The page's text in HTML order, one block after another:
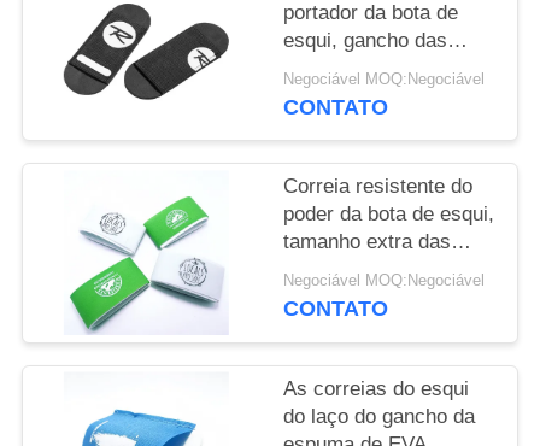
POLÍTICA
PRIVACIDADE
portador da bota de
esqui, gancho das
montanhas e correia
elásticos do laço
Negociável MOQ:Negociável
CONTATO
Correia resistente do
poder da bota de esqui,
tamanho extra das
correias Elasticated
Negociável MOQ:Negociável
CONTATO
As correias do esqui
do laço do gancho da